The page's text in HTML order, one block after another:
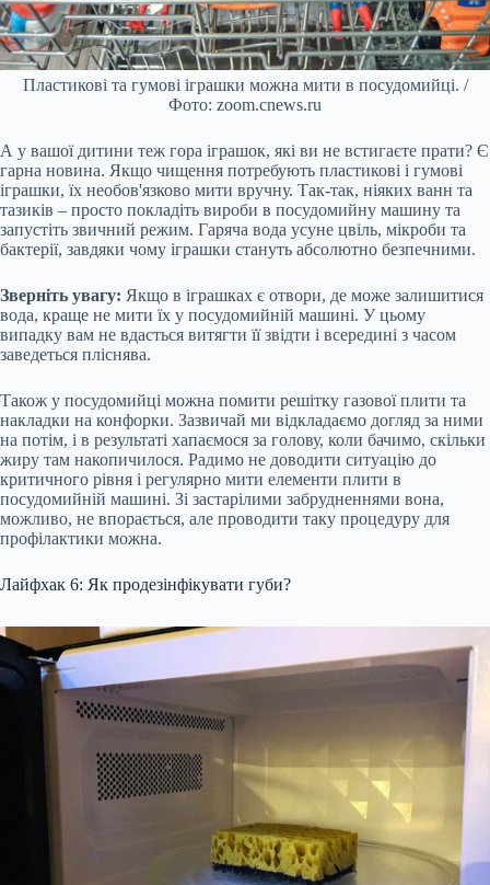
Пластикові та гумові іграшки можна мити в посудомийці. /
Фото: zoom.cnews.ru
А у вашої дитини теж гора іграшок, які ви не встигаєте прати? Є
гарна новина. Якщо чищення потребують пластикові і гумові
іграшки, їх необов'язково мити вручну. Так-так, ніяких ванн та
тазиків – просто покладіть вироби в посудомийну машину та
запустіть звичний режим. Гаряча вода усуне цвіль, мікроби та
бактерії, завдяки чому іграшки стануть абсолютно безпечними.
Зверніть увагу: Якщо в іграшках є отвори, де може залишитися
вода, краще не мити їх у посудомийній машині. У цьому
випадку вам не вдасться витягти її звідти і всередині з часом
заведеться пліснява.
Також у посудомийці можна помити решітку газової плити та
накладки на конфорки. Зазвичай ми відкладаємо догляд за ними
на потім, і в результаті хапаємося за голову, коли бачимо, скільки
жиру там накопичилося. Радимо не доводити ситуацію до
критичного рівня і регулярно мити елементи плити в
посудомийній машині. Зі застарілими забрудненнями вона,
можливо, не впорається, але проводити таку процедуру для
профілактики можна.
Лайфхак 6: Як продезінфікувати губи?